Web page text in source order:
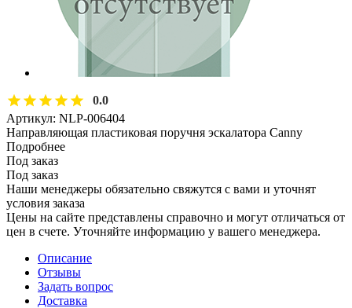
0.0
Артикул: NLP-006404
Направляющая пластиковая поручня эскалатора Canny
Подробнее
Под заказ
Под заказ
Наши менеджеры обязательно свяжутся с вами и уточнят
условия заказа
Цены на сайте представлены справочно и могут отличаться от
цен в счете. Уточняйте информацию у вашего менеджера.
Описание
Отзывы
Задать вопрос
Доставка